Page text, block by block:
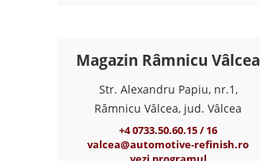
Magazin Râmnicu Vâlcea
Str. Alexandru Papiu, nr.1,
Râmnicu Vâlcea, jud. Vâlcea
+4 0733.50.60.15 / 16
valcea@automotive-refinish.ro